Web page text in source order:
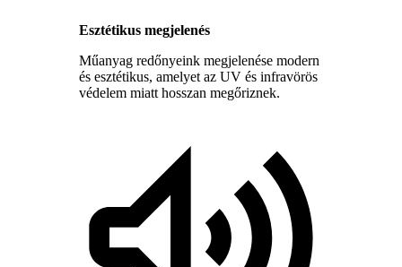
Esztétikus megjelenés
Műanyag redőnyeink megjelenése modern
és esztétikus, amelyet az UV és infravörös
védelem miatt hosszan megőriznek.